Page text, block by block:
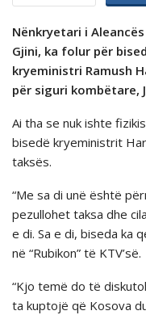
Nënkryetari i
Gjini, ka folur për
kryeministri Ramush
për siguri kombëtare,
Ai tha se nuk ishte
bisedë kryeministrit
taksës.
“Me sa di unë është
pezullohet taksa dhe
e di. Sa e di, biseda ka
në “Rubikon” të KTV’së.
“Kjo temë do të
ta kuptojë që Kosova